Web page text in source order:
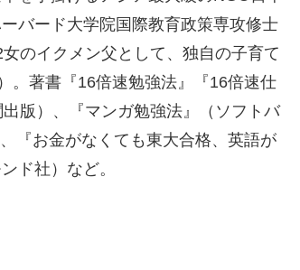
バード大学院国際教育政策専攻修士
のイクメン父として、独自の子育て
。著書『16倍速勉強法』『16倍速仕
版）、『マンガ勉強法』（ソフトバ
『お金がなくても東大合格、英語が
ンド社）など。